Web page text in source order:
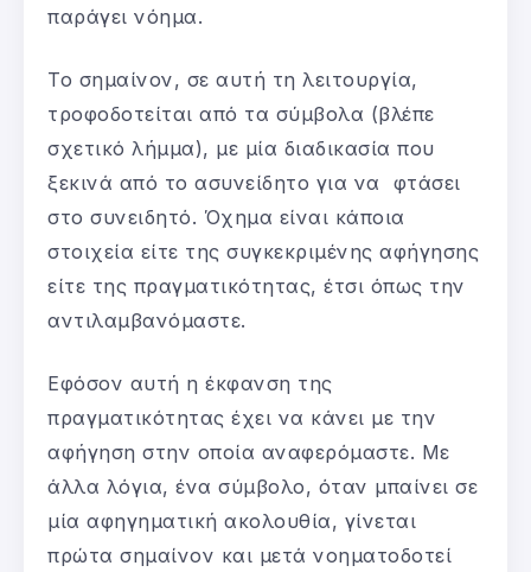
παράγει νόημα.
Το σημαίνον, σε αυτή τη λειτουργία,
τροφοδοτείται από τα σύμβολα (βλέπε
σχετικό λήμμα), με μία διαδικασία που
ξεκινά από το ασυνείδητο για να φτάσει
στο συνειδητό. Όχημα είναι κάποια
στοιχεία είτε της συγκεκριμένης αφήγησης
είτε της πραγματικότητας, έτσι όπως την
αντιλαμβανόμαστε.
Εφόσον αυτή η έκφανση της
πραγματικότητας έχει να κάνει με την
αφήγηση στην οποία αναφερόμαστε. Με
άλλα λόγια, ένα σύμβολο, όταν μπαίνει σε
μία αφηγηματική ακολουθία, γίνεται
πρώτα σημαίνον και μετά νοηματοδοτεί